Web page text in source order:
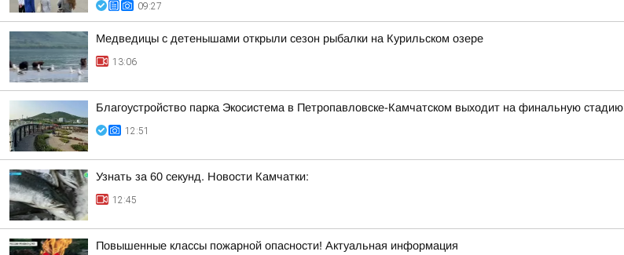
09:27
Медведицы с детенышами открыли сезон рыбалки на Курильском озере
13:06
Благоустройство парка Экосистема в Петропавловске-Камчатском выходит на финальную стадию
12:51
Узнать за 60 секунд. Новости Камчатки:
12:45
Повышенные классы пожарной опасности! Актуальная информация